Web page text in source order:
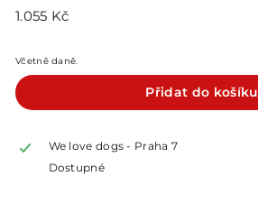
Běžná
1.055 Kč1.055
Včetně daně.
Přidat do košíku
We love dogs - Praha 7
Dostupné